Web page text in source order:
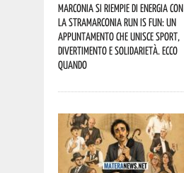
Marconia si riempie di energia con
la StraMarconia Run is Fun: un
appuntamento che unisce sport,
divertimento e solidarietà. Ecco
quando